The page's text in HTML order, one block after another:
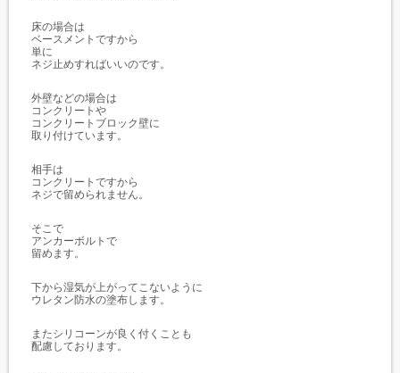
床の場合は
ベースメントですから
単に
ネジ止めすればいいのです。
外壁などの場合は
コンクリートや
コンクリートブロック壁に
取り付けています。
相手は
コンクリートですから
ネジで留められません。
そこで
アンカーボルトで
留めます。
下から湿気が上がってこないように
ウレタン防水の塗布します。
またシリコーンが良く付くことも
配慮しております。